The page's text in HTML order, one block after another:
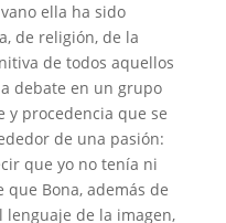
ella ha sido
de religión, de la
de todos aquellos
debate en un grupo
y procedencia que se
de una pasión:
que yo no tenía ni
que Bona, además de
de la imagen,